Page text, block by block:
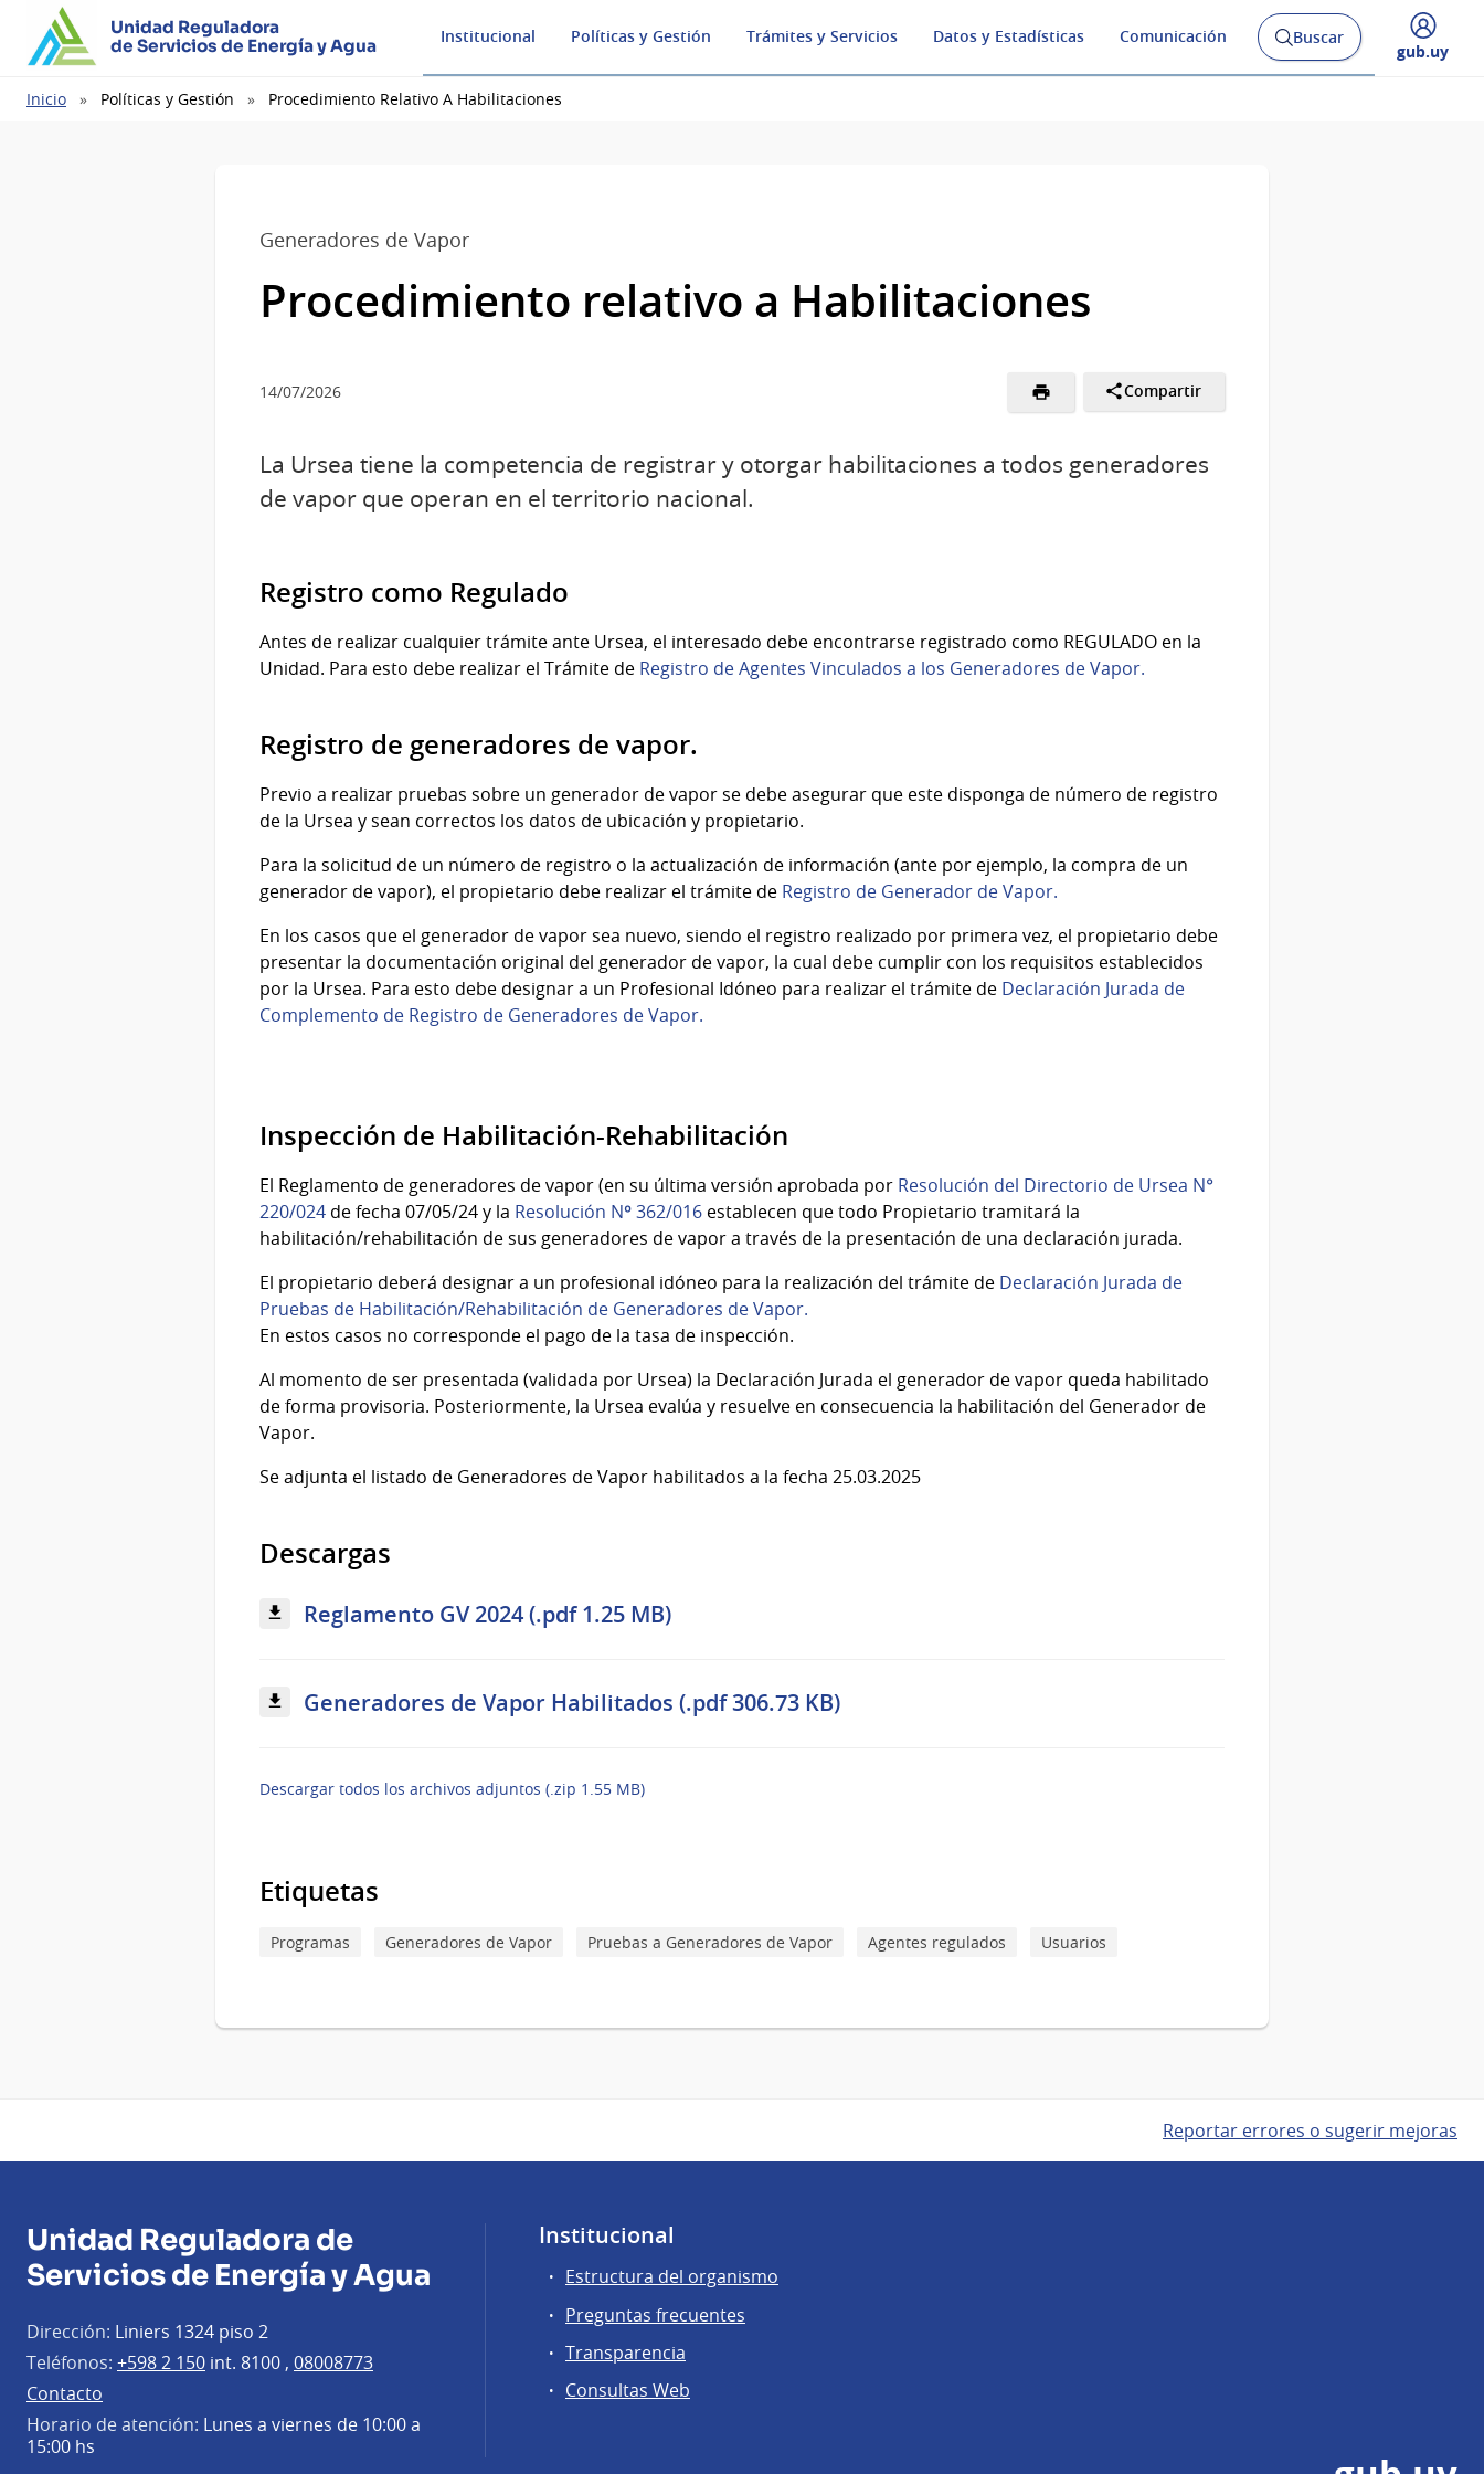
Unidad Reguladora
de Servicios de Energía y Agua
Institucional Políticas y Gestión Trámites y Servicios Datos y Estadísticas Comunicación
Abrir
buscador
Buscar
Desplegar
gub.uy
Ruta
Inicio Políticas y Gestión Procedimiento Relativo A Habilitaciones
Generadores de Vapor
Procedimiento relativo a Habilitaciones
14/07/2026 Compartir
La Ursea tiene la competencia de registrar y otorgar habilitaciones a todos generadores
de vapor que operan en el territorio nacional.
Registro como Regulado
Antes de realizar cualquier trámite ante Ursea, el interesado debe encontrarse registrado como REGULADO en la
Unidad. Para esto debe realizar el Trámite de Registro de Agentes Vinculados a los Generadores de Vapor.
Registro de generadores de vapor.
Previo a realizar pruebas sobre un generador de vapor se debe asegurar que este disponga de número de registro
de la Ursea y sean correctos los datos de ubicación y propietario.
Para la solicitud de un número de registro o la actualización de información (ante por ejemplo, la compra de un
generador de vapor), el propietario debe realizar el trámite de Registro de Generador de Vapor.
En los casos que el generador de vapor sea nuevo, siendo el registro realizado por primera vez, el propietario debe
presentar la documentación original del generador de vapor, la cual debe cumplir con los requisitos establecidos
por la Ursea. Para esto debe designar a un Profesional Idóneo para realizar el trámite de Declaración Jurada de
Complemento de Registro de Generadores de Vapor.
Inspección de Habilitación-Rehabilitación
El Reglamento de generadores de vapor (en su última versión aprobada por Resolución del Directorio de Ursea N°
220/024 de fecha 07/05/24 y la Resolución Nº 362/016 establecen que todo Propietario tramitará la
habilitación/rehabilitación de sus generadores de vapor a través de la presentación de una declaración jurada.
El propietario deberá designar a un profesional idóneo para la realización del trámite de Declaración Jurada de
Pruebas de Habilitación/Rehabilitación de Generadores de Vapor.
En estos casos no corresponde el pago de la tasa de inspección.
Al momento de ser presentada (validada por Ursea) la Declaración Jurada el generador de vapor queda habilitado
de forma provisoria. Posteriormente, la Ursea evalúa y resuelve en consecuencia la habilitación del Generador de
Vapor.
Se adjunta el listado de Generadores de Vapor habilitados a la fecha 25.03.2025
Descargas
Reglamento GV 2024 (.pdf 1.25 MB)
Generadores de Vapor Habilitados (.pdf 306.73 KB)
Descargar todos los archivos adjuntos (.zip 1.55 MB)
Etiquetas
Programas Generadores de Vapor Pruebas a Generadores de Vapor Agentes regulados Usuarios
Reportar errores o sugerir mejoras
Unidad Reguladora de
Servicios de Energía y Agua
Dirección: Liniers 1324 piso 2
Teléfonos: +598 2 150 int. 8100 , 08008773
Contacto
Horario de atención: Lunes a viernes de 10:00 a
15:00 hs
Institucional
Estructura del organismo
Preguntas frecuentes
Transparencia
Consultas Web